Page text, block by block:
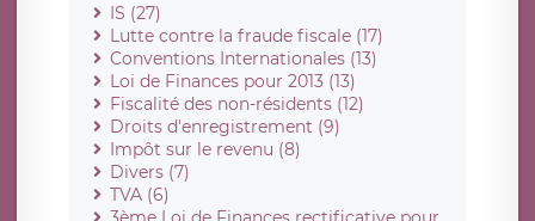
IS (27)
Lutte contre la fraude fiscale (17)
Conventions Internationales (13)
Loi de Finances pour 2013 (13)
Fiscalité des non-résidents (12)
Droits d'enregistrement (9)
Impôt sur le revenu (8)
Divers (7)
TVA (6)